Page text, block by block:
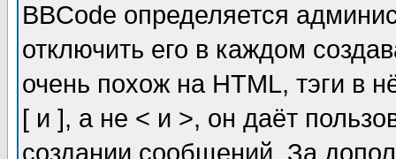
BBCode определяется
отключить его в каждом
очень похож на HTML, тэги в
[ и ], а не < и >, он даёт
создании сообщений. За